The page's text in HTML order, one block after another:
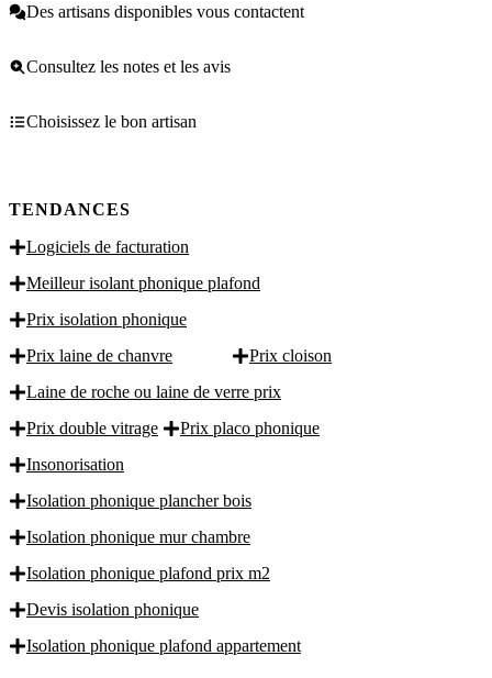
Des artisans disponibles vous contactent
Consultez les notes et les avis
Choisissez le bon artisan
TENDANCES
Logiciels de facturation
Meilleur isolant phonique plafond
Prix isolation phonique
Prix laine de chanvre
Prix cloison
Laine de roche ou laine de verre prix
Prix double vitrage
Prix placo phonique
Insonorisation
Isolation phonique plancher bois
Isolation phonique mur chambre
Isolation phonique plafond prix m2
Devis isolation phonique
Isolation phonique plafond appartement